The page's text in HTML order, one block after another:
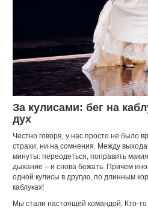
За кулисами: бег на
дух
Честно говоря, у нас просто не было
страхи, ни на сомнения. Между
минуты: переодеться, поправить
дыхание – и снова бежать. Причем
одной кулисы в другую, по длинным
каблуках!
Мы стали настоящей командой. Кто-то